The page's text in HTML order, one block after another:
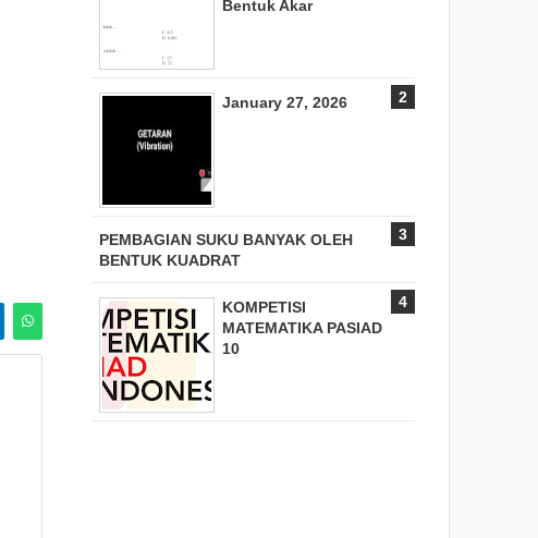
Bentuk Akar
January 27, 2026
PEMBAGIAN SUKU BANYAK OLEH
BENTUK KUADRAT
KOMPETISI
MATEMATIKA PASIAD
10